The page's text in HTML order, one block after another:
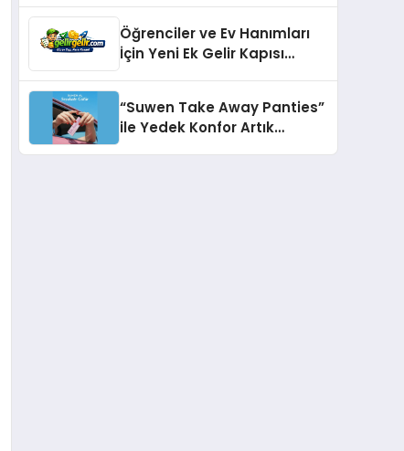
Öğrenciler ve Ev Hanımları
İçin Yeni Ek Gelir Kapısı
“Suwen Take Away Panties”
ile Yedek Konfor Artık